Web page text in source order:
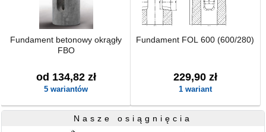
Fundament betonowy okrągły
FBO
od 134,82 zł
5 wariantów
Fundament FOL 600 (600/280)
229,90 zł
1 wariant
Nasze osiągnięcia